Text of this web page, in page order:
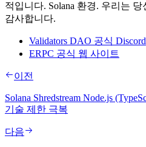
적입니다. Solana 환경. 우리는
감사합니다.
Validators DAO 공식 Discord
ERPC 공식 웹 사이트
이전
Solana Shredstream Node.js
기술 제한 극복
다음